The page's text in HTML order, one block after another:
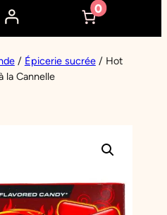
0
/ Épicerie sucrée/ Hot
la Cannelle